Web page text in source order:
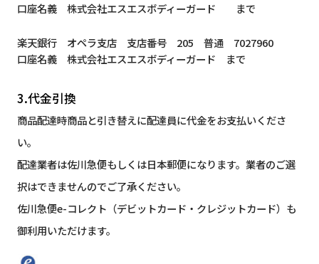
口座名義 株式会社エスエスボディーガード まで
楽天銀行 オペラ支店 支店番号 205 普通 7027960
口座名義 株式会社エスエスボディーガード まで
3.代金引換
商品配達時商品と引き替えに配達員に代金をお支払いくださ
い。
配達業者は佐川急便もしくは日本郵便になります。業者のご選
択はできませんのでご了承ください。
佐川急便e-コレクト（デビットカード・クレジットカード）も
御利用いただけます。